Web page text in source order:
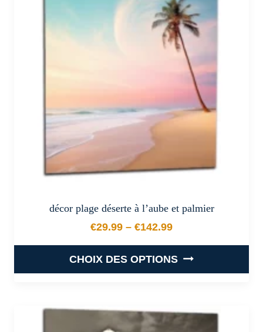
options
peuvent
page
produit
décor plage déserte à l’aube et palmier
€29.99 – €142.99
Plage de prix : €29.99 à
CHOIX DES OPTIONS
a
plusieurs